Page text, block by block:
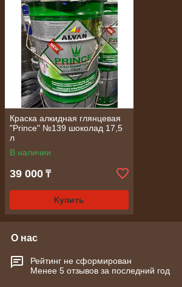
Краска алкидная глянцевая
"Prince" №139 шоколад 17,5
л
В наличии
39 000 ₸
Купить
О нас
Рейтинг не сформирован
Менее 5 отзывов за последний год